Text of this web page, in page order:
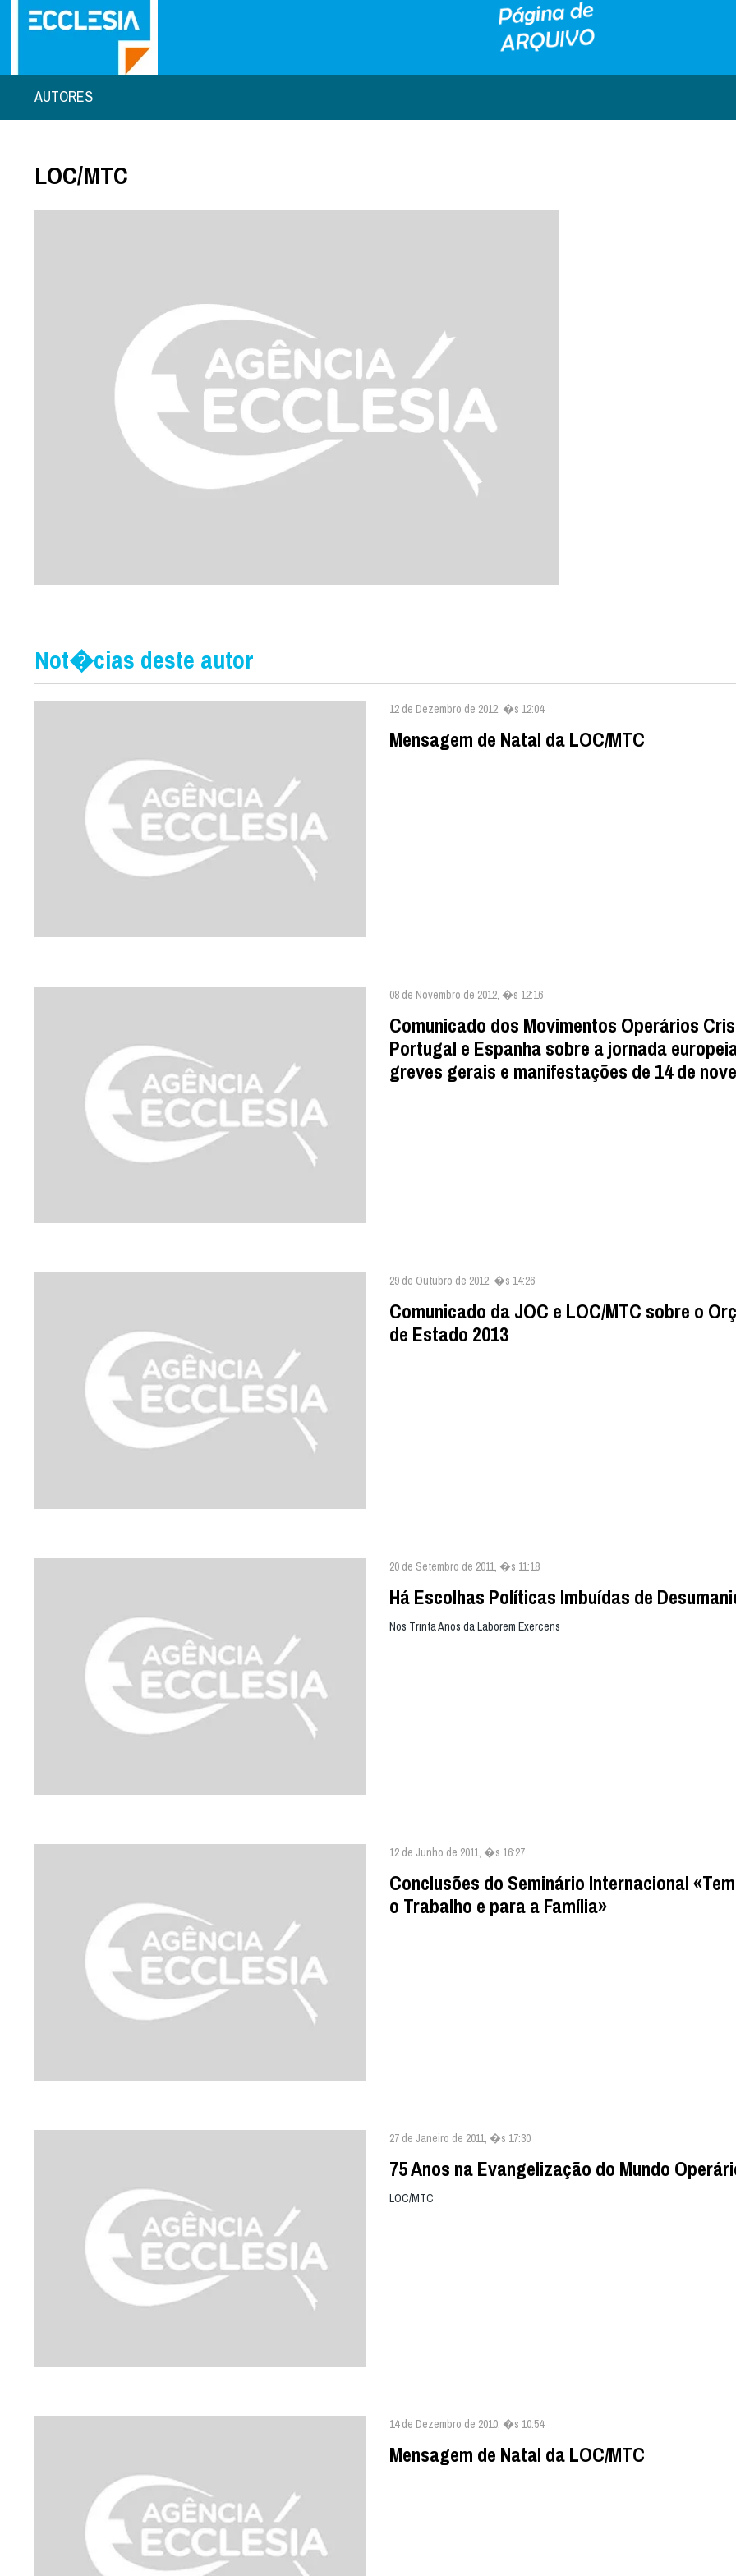
AUTORES
LOC/MTC
Not�cias deste autor
12 de Dezembro de 2012, �s 12:04
Mensagem de Natal da LOC/MTC
08 de Novembro de 2012, �s 12:16
Comunicado dos Movimentos Operários
Portugal e Espanha sobre a jornada
greves gerais e manifestações de 14 de
29 de Outubro de 2012, �s 14:26
Comunicado da JOC e LOC/MTC sobre o
de Estado 2013
20 de Setembro de 2011, �s 11:18
Há Escolhas Políticas Imbuídas de
Nos Trinta Anos da Laborem Exercens
12 de Junho de 2011, �s 16:27
Conclusões do Seminário Internacional
o Trabalho e para a Família»
27 de Janeiro de 2011, �s 17:30
75 Anos na Evangelização do Mundo
LOC/MTC
14 de Dezembro de 2010, �s 10:54
Mensagem de Natal da LOC/MTC